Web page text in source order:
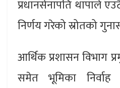
प्रधानसेनापति थापाले
निर्णय गरेको स्रोतको
आर्थिक प्रशासन विभाग
समेत भूमिका